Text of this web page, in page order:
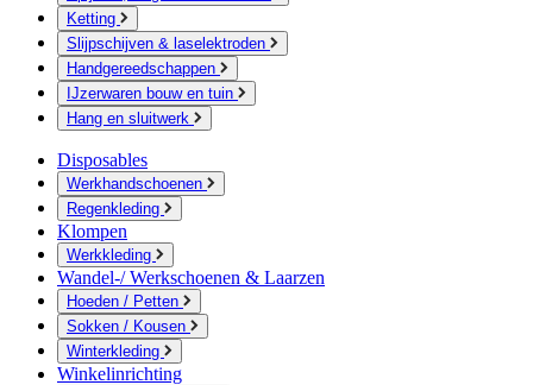
Ketting
Slijpschijven & laselektroden
Handgereedschappen
IJzerwaren bouw en tuin
Hang en sluitwerk
Disposables
Werkhandschoenen
Regenkleding
Klompen
Werkkleding
Wandel-/ Werkschoenen & Laarzen
Hoeden / Petten
Sokken / Kousen
Winterkleding
Winkelinrichting